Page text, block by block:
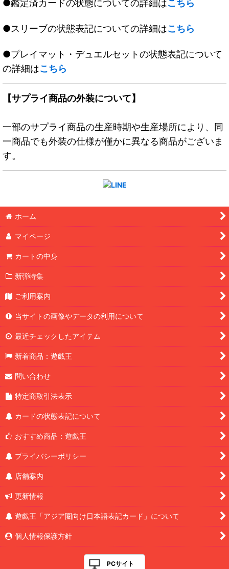
●鑑定済カードの状態についての詳細はこちら
●スリーブの状態表記についての詳細はこちら
●プレイマット・デュエルセットの状態表記について
の詳細はこちら
【サプライ商品の外装について】
一部のサプライ商品の生産時期や生産場所により、同
一商品でも外装の仕様が僅かに異なる商品がございま
す。
ホーム
マイページ
カートの中身
新弾特集
ご利用案内
当サイトの画像やデータの利用について
最近チェックしたアイテム
新着商品：遊戯王
問い合わせ
特定商取引法表示
カードの状態表記について
おすすめ商品：遊戯王
プライバシーポリシー
店舗案内
更新情報
遊戯王「アジア圏向け日本語表記カード」について
個人情報保護方針
PCサイト